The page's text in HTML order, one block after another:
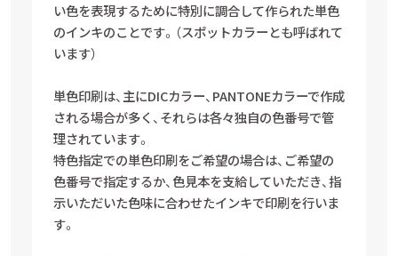
い色を表現するために特別に調合して作られた単色
のインキのことです。 （スポットカラーとも呼ばれて
います）
単色印刷は、主にDICカラー、PANTONEカラーで作成
される場合が多く、それらは各々独自の色番号で管
理されています。
特色指定での単色印刷をご希望の場合は、ご希望の
色番号で指定するか、色見本を支給していただき、指
示いただいた色味に合わせたインキで印刷を行いま
す。